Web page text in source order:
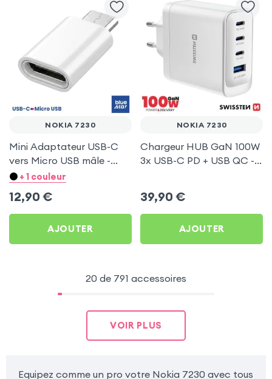
NOKIA 7230
Mini Adaptateur USB-C
vers Micro USB mâle -
Argent pour Nokia 7230
+ 1 couleur
12,90 €
AJOUTER
NOKIA 7230
Chargeur HUB GaN 100W
3x USB-C PD + USB QC -
39,90 €
AJOUTER
20 de 791 accessoires
VOIR PLUS
Equipez comme un pro votre Nokia 7230 avec tous